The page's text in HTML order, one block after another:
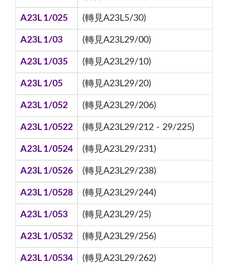
A23L 1/025 (轉見A23L5/30)
A23L 1/03 (轉見A23L29/00)
A23L 1/035 (轉見A23L29/10)
A23L 1/05 (轉見A23L29/20)
A23L 1/052 (轉見A23L29/206)
A23L 1/0522 (轉見A23L29/212 - 29/225)
A23L 1/0524 (轉見A23L29/231)
A23L 1/0526 (轉見A23L29/238)
A23L 1/0528 (轉見A23L29/244)
A23L 1/053 (轉見A23L29/25)
A23L 1/0532 (轉見A23L29/256)
A23L 1/0534 (轉見A23L29/262)